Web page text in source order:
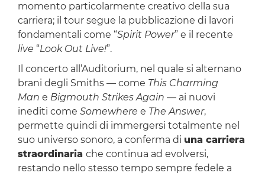
momento particolarmente creativo della sua
carriera; il tour segue la pubblicazione di lavori
fondamentali come “Spirit Power” e il recente
live “Look Out Live!”.
Il concerto all’Auditorium, nel quale si alternano
brani degli Smiths — come This Charming
Man e Bigmouth Strikes Again — ai nuovi
inediti come Somewhere e The Answer,
permette quindi di immergersi totalmente nel
suo universo sonoro, a conferma di una carriera
straordinaria che continua ad evolversi,
restando nello stesso tempo sempre fedele a